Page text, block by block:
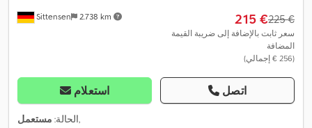
Sittensen 2.738 km ‏215 € ‏225 €
سعر ثابت بالإضافة إلى ضريبة القيمة
المضافة
(‏256 € إجمالي)
استعلام اتصل
الحالة: مستعمل ,